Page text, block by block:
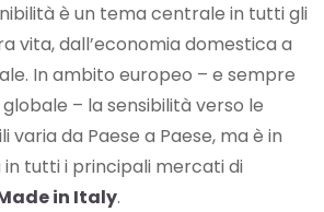
è un tema centrale in tutti gli
vita, dall’economia domestica a
In ambito europeo – e sempre
– la sensibilità verso le
varia da Paese a Paese, ma è in
tutti i principali mercati di
in Italy.